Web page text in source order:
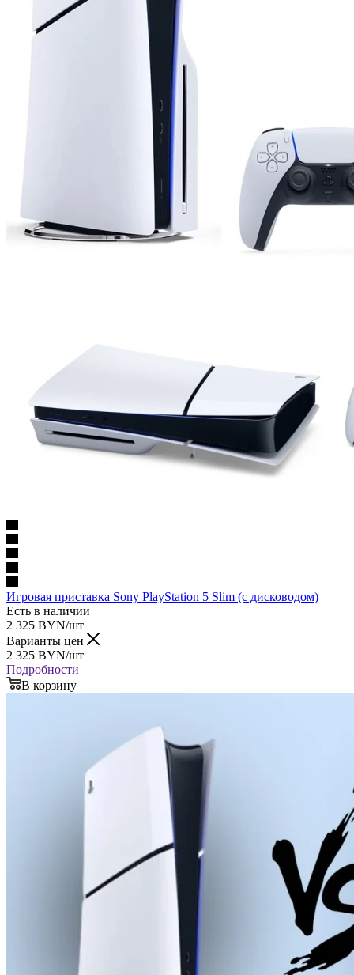
Игровая приставка Sony PlayStation 5 Slim (с дисководом)
Есть в наличии
2 325 BYN/шт
Варианты цен
2 325 BYN/шт
Подробности
В корзину